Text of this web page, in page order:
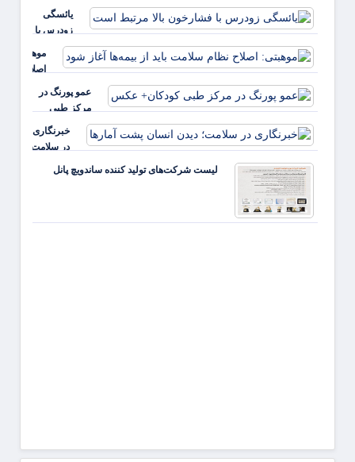
پلتفرم ها
استخوان
یائسگی
زودرس با
فشارخون
بالا مرتبط
موهبتی:
اصلاح
سلامت
بیمه‌ها
آغاز شود
عمو پورنگ در
مرکز طبی
کودکان+ عکس
خبرنگاری
در سلامت؛
دیدن
انسان
لیست شرکت‌های تولید کننده ساندویچ پانل